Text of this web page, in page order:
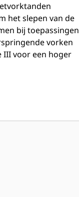
het slepen van de
bij toepassingen
vorken
III voor een hoger